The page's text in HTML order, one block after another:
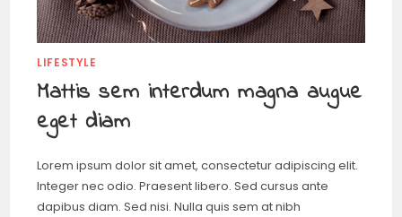
LIFESTYLE
Mattis sem interdum magna augue
eget diam
Lorem ipsum dolor sit amet, consectetur adipiscing elit.
Integer nec odio. Praesent libero. Sed cursus ante
dapibus diam. Sed nisi. Nulla quis sem at nibh